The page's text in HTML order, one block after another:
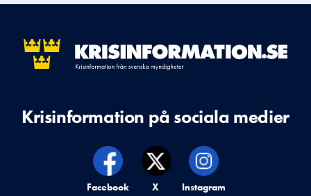
Krisinformation på sociala medier
Krisinformation på,
Facebook Krisinformation på,
X Krisinformation på,
Instagram